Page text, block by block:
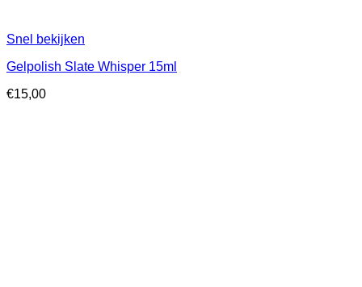
Snel bekijken
Gelpolish Slate Whisper 15ml
€15,00